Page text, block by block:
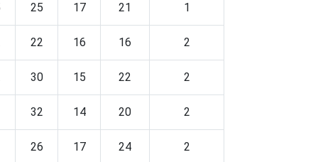
25 17 21 1
22 16 16 2
30 15 22 2
32 14 20 2
26 17 24 2